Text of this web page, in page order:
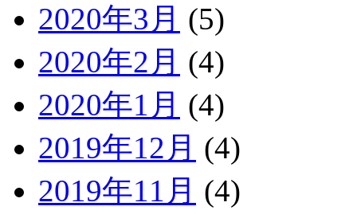
2020年3月 (5)
2020年2月 (4)
2020年1月 (4)
2019年12月 (4)
2019年11月 (4)